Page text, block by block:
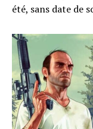
été, sans date de